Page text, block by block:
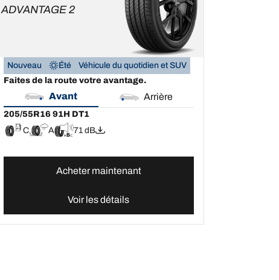
ADVANTAGE 2
Nouveau Été
Véhicule du quotidien et SUV
Faites de la route votre avantage.
Avant Arrière
205/55R16 91H DT1
C
A 71 dB
Acheter maintenant
Voir les détails